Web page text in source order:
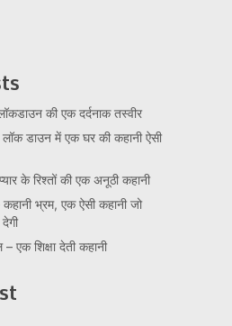
की एक दर्दनाक तस्वीर
डाउन में एक घर की कहानी ऐसी
के रिश्तों की एक अनूठी कहानी
भ्रम, एक ऐसी कहानी जो
एक शिक्षा देती कहानी